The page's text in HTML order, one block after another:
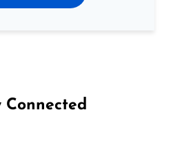
Connected